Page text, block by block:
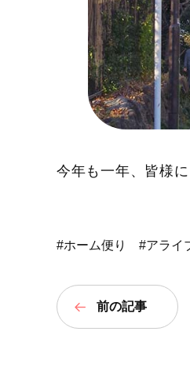
今年も一年、皆様
#ホーム便り #アライ
前の記事